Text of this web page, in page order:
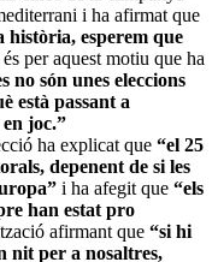
i ha afirmat que
història, esperem que
per aquest motiu que ha
no són unes eleccions
està passant a
joc.”
ha explicat que “el 25
depenent de si les
i ha afegit que “els
han estat pro
afirmant que “si hi
nit per a nosaltres,